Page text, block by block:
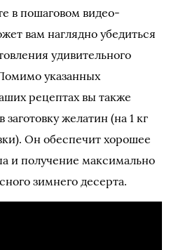
в пошаговом видео-
вам наглядно убедиться
удивительного
указанных
рецептах вы также
желатин (на 1 кг
Он обеспечит хорошее
и получение максимально
зимнего десерта.